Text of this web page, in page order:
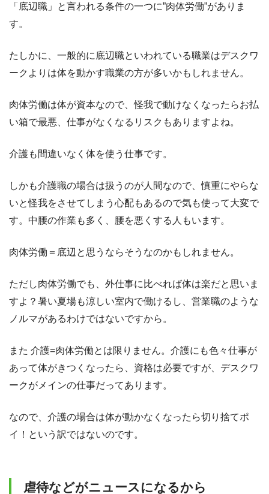
「底辺職」と言われる条件の一つに”肉体労働”がありま
す。
たしかに、一般的に底辺職といわれている職業はデスクワ
ークよりは体を動かす職業の方が多いかもしれません。
肉体労働は体が資本なので、怪我で動けなくなったらお払
い箱で最悪、仕事がなくなるリスクもありますよね。
介護も間違いなく体を使う仕事です。
しかも介護職の場合は扱うのが人間なので、慎重にやらな
いと怪我をさせてしまう心配もあるので気も使って大変で
す。中腰の作業も多く、腰を悪くする人もいます。
肉体労働＝底辺と思うならそうなのかもしれません。
ただし肉体労働でも、外仕事に比べれば体は楽だと思いま
すよ？暑い夏場も涼しい室内で働けるし、営業職のような
ノルマがあるわけではないですから。
また 介護=肉体労働とは限りません。介護にも色々仕事が
あって体がきつくなったら、資格は必要ですが、デスクワ
ークがメインの仕事だってあります。
なので、介護の場合は体が動かなくなったら切り捨てポ
イ！という訳ではないのです。
虐待などがニュースになるから